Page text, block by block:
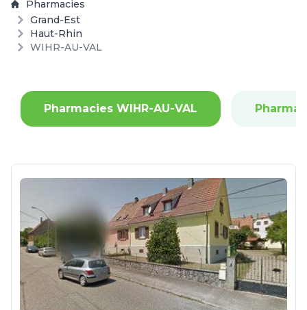
Pharmacies
Grand-Est
Haut-Rhin
WIHR-AU-VAL
Pharmacies WIHR-AU-VAL